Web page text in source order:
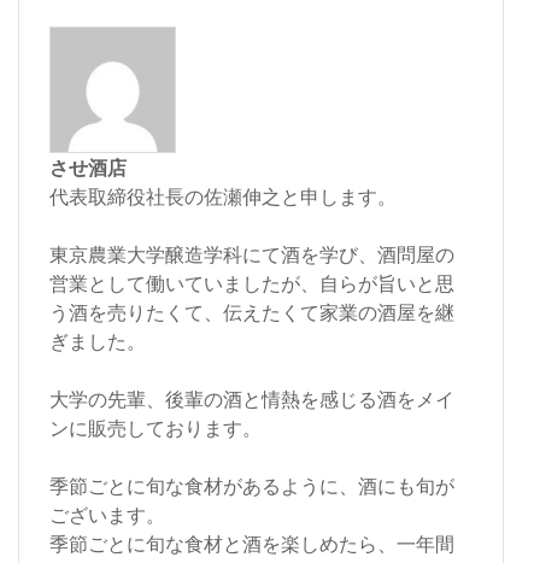
させ酒店
代表取締役社長の佐瀬伸之と申します。
東京農業大学醸造学科にて酒を学び、酒問屋の
営業として働いていましたが、自らが旨いと思
う酒を売りたくて、伝えたくて家業の酒屋を継
ぎました。
大学の先輩、後輩の酒と情熱を感じる酒をメイ
ンに販売しております。
季節ごとに旬な食材があるように、酒にも旬が
ございます。
季節ごとに旬な食材と酒を楽しめたら、一年間